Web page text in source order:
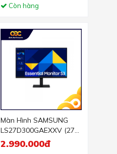
Còn hàng
Màn Hình SAMSUNG
LS27D300GAEXXV (27
inch - IPS - FHD - 5ms -
2.990.000đ